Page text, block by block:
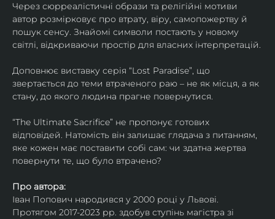
Через сюрреалістичні образи та релігійні мотиви
автор розмірковує про втрату, віру, самопожертву й
пошук сенсу. Знайомі символи постають у новому
світлі, відкриваючи простір для власних інтерпретацій.
Доповнює виставку серія “Lost Paradise”, що
звертається до теми втраченого раю – не як місця, а як
стану, до якого людина прагне повернутися.
“The Ultimate Sacrifice” не пропонує готових
відповідей. Натомість він залишає глядача з питанням,
яке кожен має поставити собі сам: чи здатна жертва
повернути те, що було втрачено?
Про автора:
Іван Попович народився у 2000 році у Львові.
Протягом 2017-2023 рр. здобув ступінь магістра зі